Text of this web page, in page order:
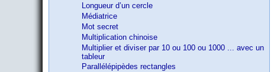
Longueur d’un cercle
Médiatrice
Mot secret
Multiplication chinoise
Multiplier et diviser par 10 ou 100 ou 1000 ... avec un
tableur
Parallélépipèdes rectangles